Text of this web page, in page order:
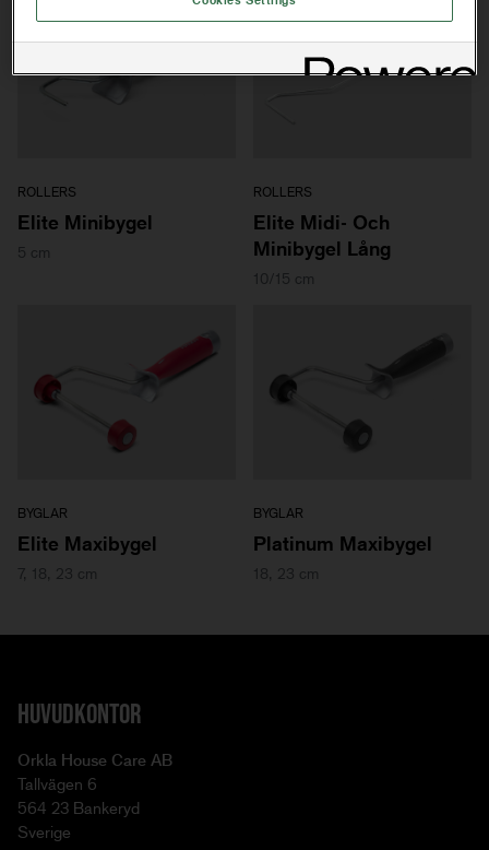
ROLLERS
Elite Minibygel
5 cm
ROLLERS
Elite Midi- Och
Minibygel Lång
10/15 cm
BYGLAR
Elite Maxibygel
7, 18, 23 cm
BYGLAR
Platinum Maxibygel
18, 23 cm
HUVUDKONTOR
Orkla House Care AB
Tallvägen 6
564 23 Bankeryd
Sverige